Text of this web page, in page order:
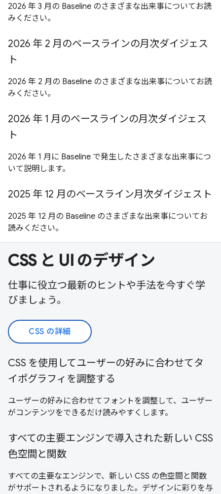
2026 年 3 月の Baseline のさまざまな出来事についてお読
みください。
2026 年 2 月のベースラインの月次ダイジェス
ト
2026 年 2 月の Baseline のさまざまな出来事についてお読
みください。
2026 年 1 月のベースラインの月次ダイジェス
ト
2026 年 1 月に Baseline で発生したさまざまな出来事につ
いて説明します。
2025 年 12 月のベースライン月次ダイジェスト
2025 年 12 月の Baseline のさまざまな出来事についてお
読みください。
CSS と UI のデザイン
仕事に役立つ最新のヒントや手法を今すぐ学
びましょう。
CSS の詳細
CSS を使用してユーザーの好みに合わせてタ
イポグラフィを調整する
ユーザーの好みに合わせてフォントを調整して、ユーザー
がコンテンツをできるだけ読みやすくします。
すべての主要エンジンで導入された新しい CSS
色空間と関数
すべての主要なエンジンで、新しい CSS の色空間と関数
がサポートされるようになりました。デザインに彩りを与